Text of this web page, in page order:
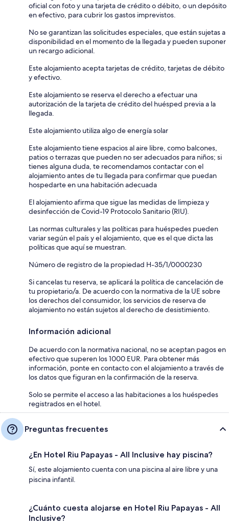
oficial con foto y una tarjeta de crédito o débito, o un depósito
en efectivo, para cubrir los gastos imprevistos.
No se garantizan las solicitudes especiales, que están sujetas a
disponibilidad en el momento de la llegada y pueden suponer
un recargo adicional.
Este alojamiento acepta tarjetas de crédito, tarjetas de débito
y efectivo.
Este alojamiento se reserva el derecho a efectuar una
autorización de la tarjeta de crédito del huésped previa a la
llegada.
Este alojamiento utiliza algo de energía solar
Este alojamiento tiene espacios al aire libre, como balcones,
patios o terrazas que pueden no ser adecuados para niños; si
tienes alguna duda, te recomendamos contactar con el
alojamiento antes de tu llegada para confirmar que puedan
hospedarte en una habitación adecuada
El alojamiento afirma que sigue las medidas de limpieza y
desinfección de Covid-19 Protocolo Sanitario (RIU).
Las normas culturales y las políticas para huéspedes pueden
variar según el país y el alojamiento, que es el que dicta las
políticas que aquí se muestran.
Número de registro de la propiedad H-35/1/0000230
Si cancelas tu reserva, se aplicará la política de cancelación de
tu propietario/a. De acuerdo con la normativa de la UE sobre
los derechos del consumidor, los servicios de reserva de
alojamiento no están sujetos al derecho de desistimiento.
Información adicional
De acuerdo con la normativa nacional, no se aceptan pagos en
efectivo que superen los 1000 EUR. Para obtener más
información, ponte en contacto con el alojamiento a través de
los datos que figuran en la confirmación de la reserva.
Solo se permite el acceso a las habitaciones a los huéspedes
registrados en el hotel.
Preguntas frecuentes
¿En Hotel Riu Papayas - All Inclusive hay piscina?
Sí, este alojamiento cuenta con una piscina al aire libre y una
piscina infantil.
¿Cuánto cuesta alojarse en Hotel Riu Papayas - All
Inclusive?